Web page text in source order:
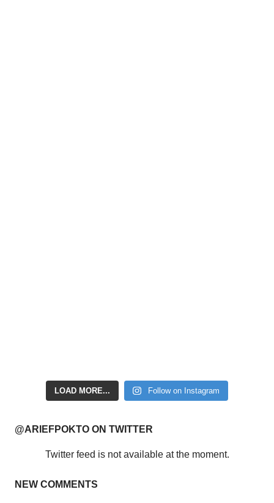
LOAD MORE... Follow on Instagram
@ARIEFPOKTO ON TWITTER
Twitter feed is not available at the moment.
NEW COMMENTS